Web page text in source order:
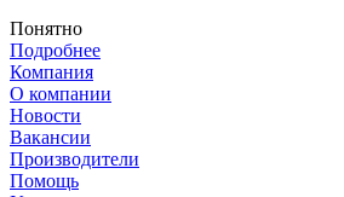
Понятно
Подробнее
Компания
О компании
Новости
Вакансии
Производители
Помощь